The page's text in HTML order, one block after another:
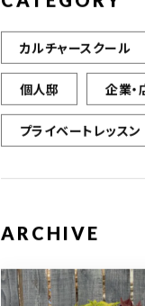
カルチャースクール
個人邸 企業
プライベートレッスン
ARCHIVE